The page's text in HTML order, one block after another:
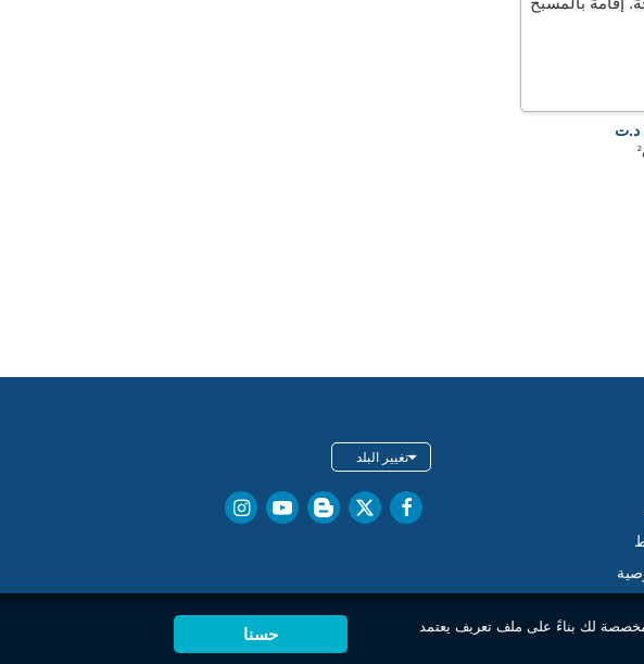
تغيير البلد
مخصصة لك بناءً على ملف تعريف يعتمد
حسنا